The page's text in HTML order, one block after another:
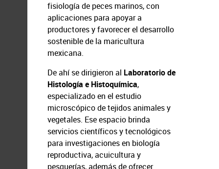
fisiología de peces marinos, con
aplicaciones para apoyar a
productores y favorecer el desarrollo
sostenible de la maricultura
mexicana.
De ahí se dirigieron al Laboratorio de
Histología e Histoquímica,
especializado en el estudio
microscópico de tejidos animales y
vegetales. Ese espacio brinda
servicios científicos y tecnológicos
para investigaciones en biología
reproductiva, acuicultura y
pesquerías, además de ofrecer